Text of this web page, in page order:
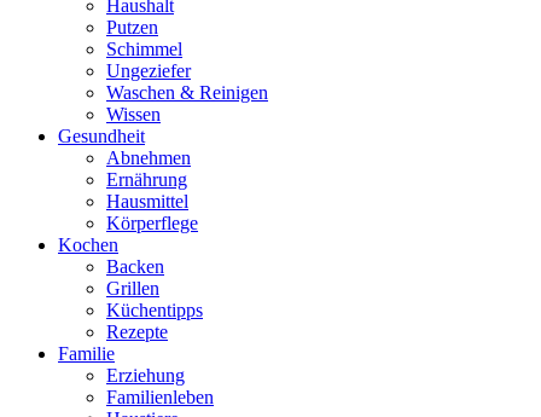
Haushalt
Putzen
Schimmel
Ungeziefer
Waschen & Reinigen
Wissen
Gesundheit
Abnehmen
Ernährung
Hausmittel
Körperflege
Kochen
Backen
Grillen
Küchentipps
Rezepte
Familie
Erziehung
Familienleben